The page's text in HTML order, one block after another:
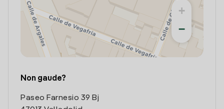
+
−
Non gaude?
Paseo Farnesio 39 Bj